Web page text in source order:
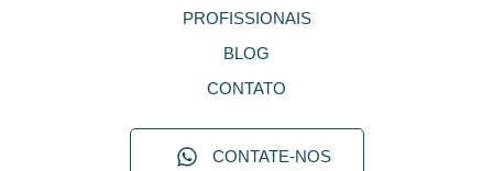
PROFISSIONAIS
BLOG
CONTATO
CONTATE-NOS